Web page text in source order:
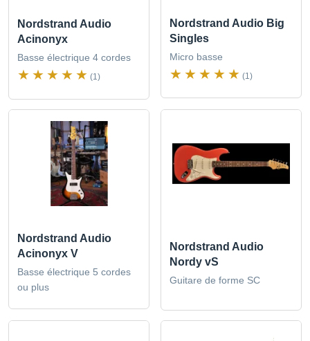
Nordstrand Audio
Acinonyx
Basse électrique 4 cordes
(1)
Nordstrand Audio Big
Singles
Micro basse
(1)
Nordstrand Audio
Acinonyx V
Basse électrique 5 cordes
ou plus
Nordstrand Audio
Nordy vS
Guitare de forme SC